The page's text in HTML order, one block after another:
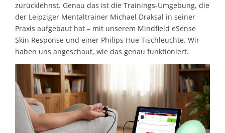
zurücklehnst. Genau das ist die Trainings-Umgebung, die
der Leipziger Mentaltrainer Michael Draksal in seiner
Praxis aufgebaut hat – mit unserem Mindfield eSense
Skin Response und einer Philips Hue Tischleuchte. Wir
haben uns angeschaut, wie das genau funktioniert.